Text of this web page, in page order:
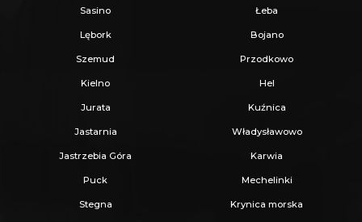
Sasino Łeba
Lębork Bojano
Szemud Przodkowo
Kielno Hel
Jurata Kuźnica
Jastarnia Władysławowo
Jastrzebia Góra Karwia
Puck Mechelinki
Stegna Krynica morska